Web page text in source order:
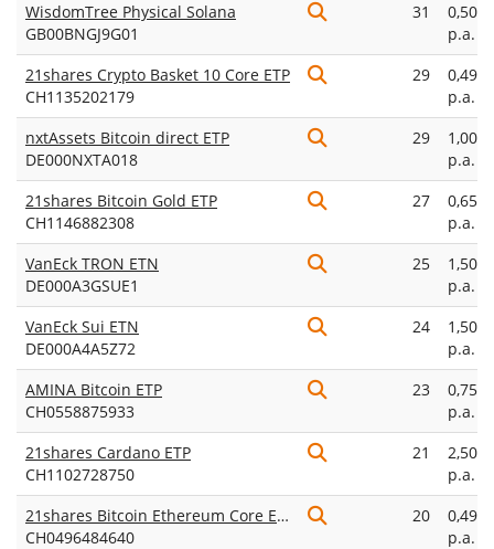
WisdomTree Physical Solana
GB00BNGJ9G01
31
0,50%
p.a.
21shares Crypto Basket 10 Core ETP
CH1135202179
29
0,49%
p.a.
nxtAssets Bitcoin direct ETP
DE000NXTA018
29
1,00%
p.a.
21shares Bitcoin Gold ETP
CH1146882308
27
0,65%
p.a.
VanEck TRON ETN
DE000A3GSUE1
25
1,50%
p.a.
VanEck Sui ETN
DE000A4A5Z72
24
1,50%
p.a.
AMINA Bitcoin ETP
CH0558875933
23
0,75%
p.a.
21shares Cardano ETP
CH1102728750
21
2,50%
p.a.
21shares Bitcoin Ethereum Core ETP
CH0496484640
20
0,49%
p.a.